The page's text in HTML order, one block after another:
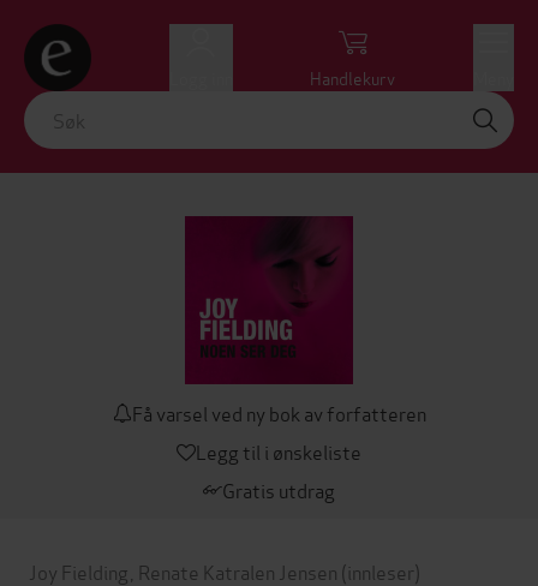
Handlekurv
Få varsel ved ny bok av forfatteren
Legg til i ønskeliste
Gratis utdrag
Joy Fielding Renate Katralen Jensen (innleser)